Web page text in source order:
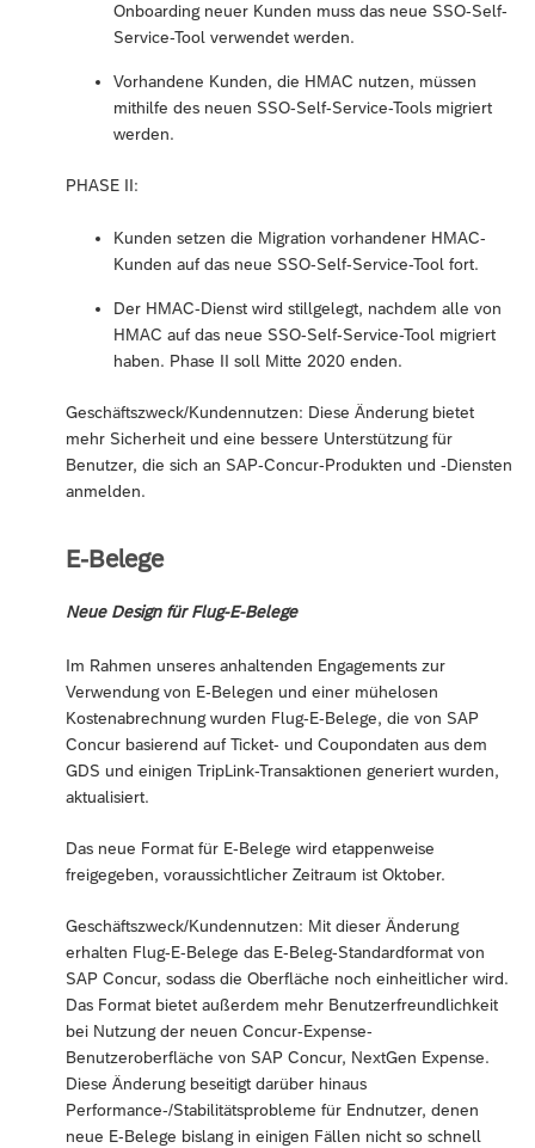
Onboarding neuer Kunden muss das neue SSO-Self-
Service-Tool verwendet werden.
Vorhandene Kunden, die HMAC nutzen, müssen
mithilfe des neuen SSO-Self-Service-Tools migriert
werden.
PHASE II:
Kunden setzen die Migration vorhandener HMAC-
Kunden auf das neue SSO-Self-Service-Tool fort.
Der HMAC-Dienst wird stillgelegt, nachdem alle von
HMAC auf das neue SSO-Self-Service-Tool migriert
haben. Phase II soll Mitte 2020 enden.
Geschäftszweck/Kundennutzen: Diese Änderung bietet
mehr Sicherheit und eine bessere Unterstützung für
Benutzer, die sich an SAP-Concur-Produkten und -Diensten
anmelden.
E-Belege
Neue Design für Flug-E-Belege
Im Rahmen unseres anhaltenden Engagements zur
Verwendung von E-Belegen und einer mühelosen
Kostenabrechnung wurden Flug-E-Belege, die von SAP
Concur basierend auf Ticket- und Coupondaten aus dem
GDS und einigen TripLink-Transaktionen generiert wurden,
aktualisiert.
Das neue Format für E-Belege wird etappenweise
freigegeben, voraussichtlicher Zeitraum ist Oktober.
Geschäftszweck/Kundennutzen: Mit dieser Änderung
erhalten Flug-E-Belege das E-Beleg-Standardformat von
SAP Concur, sodass die Oberfläche noch einheitlicher wird.
Das Format bietet außerdem mehr Benutzerfreundlichkeit
bei Nutzung der neuen Concur-Expense-
Benutzeroberfläche von SAP Concur, NextGen Expense.
Diese Änderung beseitigt darüber hinaus
Performance-/Stabilitätsprobleme für Endnutzer, denen
neue E-Belege bislang in einigen Fällen nicht so schnell